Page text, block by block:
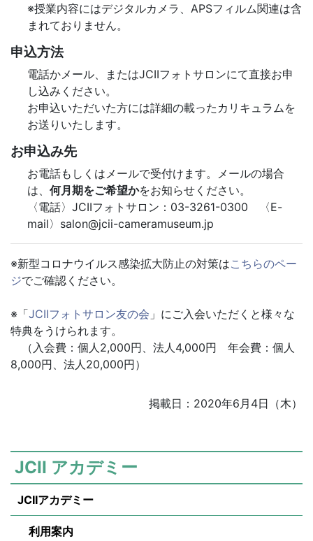
※授業内容にはデジタルカメラ、APSフィルム関連は含
まれておりません。
申込方法
電話かメール、またはJCIIフォトサロンにて直接お申
し込みください。
お申込いただいた方には詳細の載ったカリキュラムを
お送りいたします。
お申込み先
お電話もしくはメールで受付けます。メールの場合
は、 何月期をご希望かをお知らせください。
〈電話〉JCIIフォトサロン：03-3261-0300 〈E-
mail〉salon@jcii-cameramuseum.jp
※新型コロナウイルス感染拡大防止の対策はこちらのペー
ジでご確認ください。
※「JCIIフォトサロン友の会 」にご入会いただくと様々な
特典をうけられます。
（入会費：個人2,000円、法人4,000円 年会費：個人
8,000円、法人20,000円）
掲載日：2020年6月4日（木）
JCII アカデミー
JCIIアカデミー
利用案内